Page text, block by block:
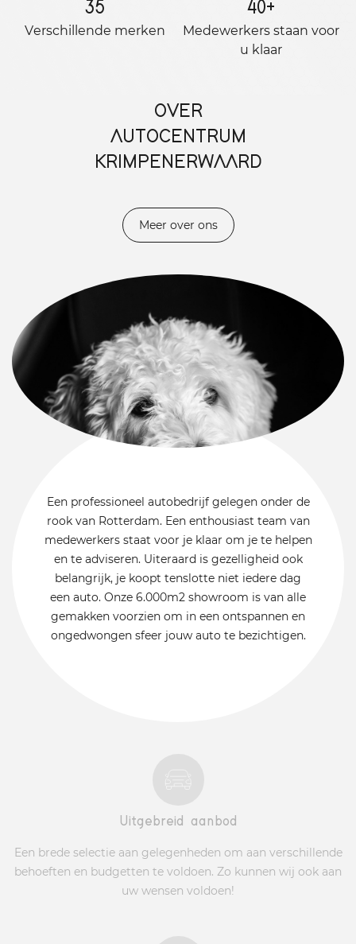
35
Verschillende merken
40+
Medewerkers staan ​​voor
u klaar
OVER
AUTOCENTRUM
KRIMPENERWAARD
Meer over ons
Een professioneel autobedrijf gelegen onder de
rook van Rotterdam. Een enthousiast team van
medewerkers staat voor je klaar om je te helpen
en te adviseren. Uiteraard is gezelligheid ook
belangrijk, je koopt tenslotte niet iedere dag
een auto. Onze 6.000m2 showroom is van alle
gemakken voorzien om in een ontspannen en
ongedwongen sfeer jouw auto te bezichtigen.
Uitgebreid aanbod
Een brede selectie aan gelegenheden om aan verschillende
behoeften en budgetten te voldoen. Zo kunnen wij ook aan
uw wensen voldoen!